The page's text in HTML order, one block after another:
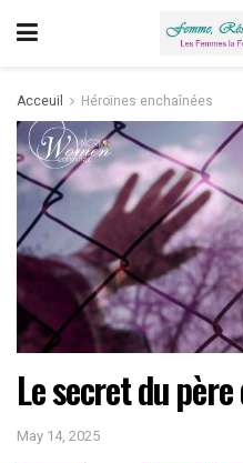
Acceuil Héroïnes enchaînées
Le secret du
May 14, 2025